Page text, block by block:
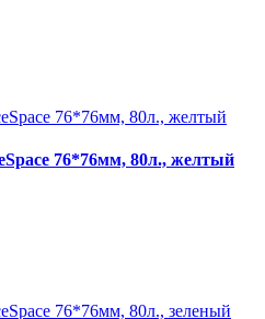
76*76мм, 80л., желтый